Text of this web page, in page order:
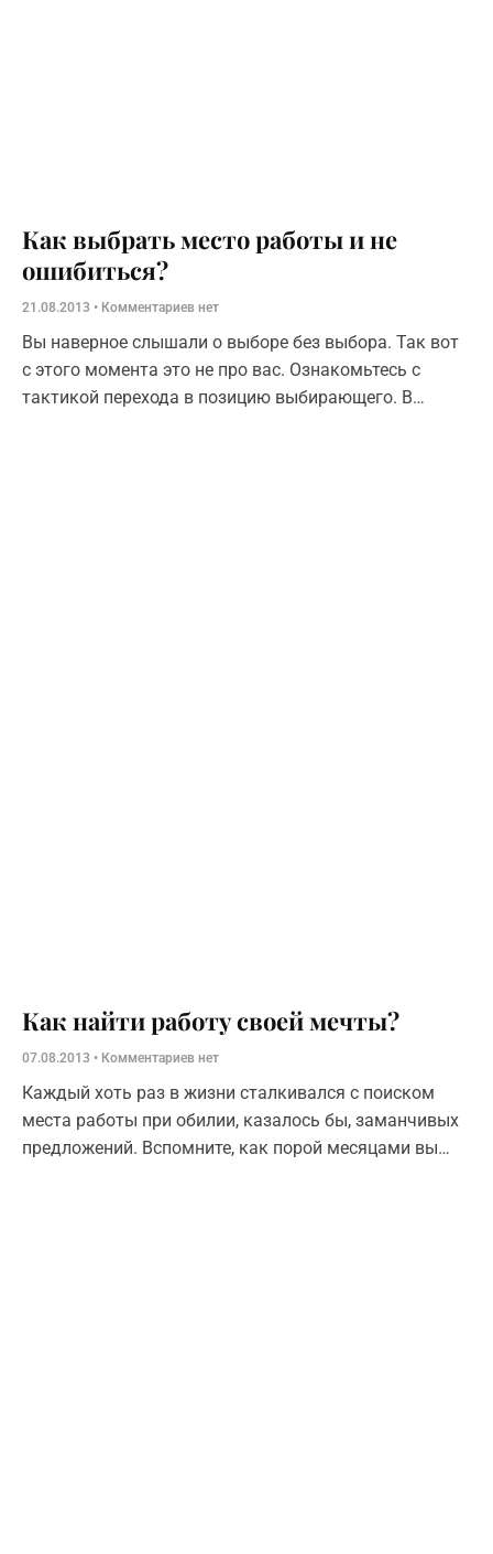
Как выбрать место работы и не
ошибиться?
21.08.2013 Комментариев нет
Вы наверное слышали о выборе без выбора. Так вот
с этого момента это не про вас. Ознакомьтесь с
тактикой перехода в позицию выбирающего. В
Как найти работу своей мечты?
07.08.2013 Комментариев нет
Каждый хоть раз в жизни сталкивался с поиском
места работы при обилии, казалось бы, заманчивых
предложений. Вспомните, как порой месяцами вы